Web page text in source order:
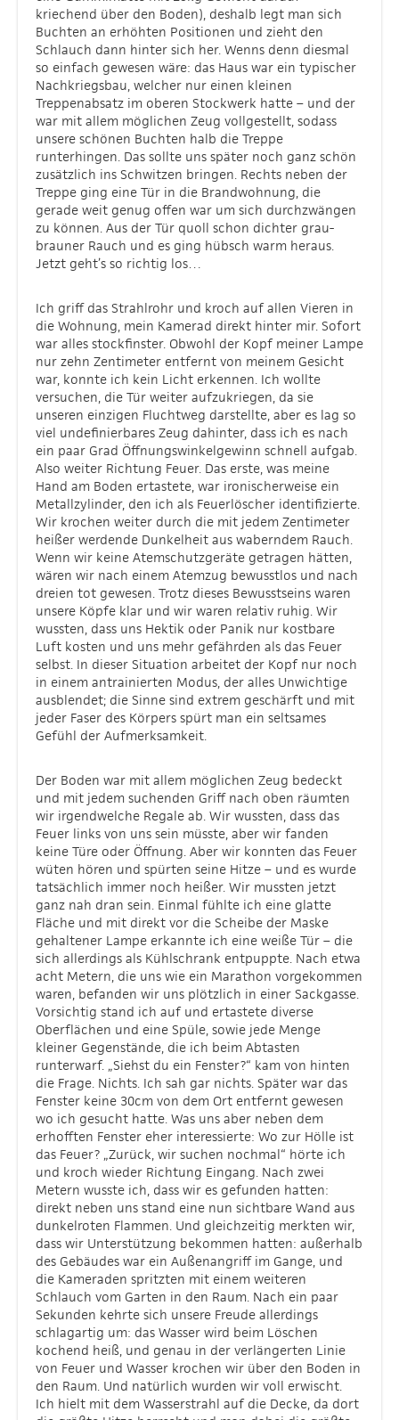
kriechend über den Boden), deshalb legt man sich
Buchten an erhöhten Positionen und zieht den
Schlauch dann hinter sich her. Wenns denn diesmal
so einfach gewesen wäre: das Haus war ein typischer
Nachkriegsbau, welcher nur einen kleinen
Treppenabsatz im oberen Stockwerk hatte – und der
war mit allem möglichen Zeug vollgestellt, sodass
unsere schönen Buchten halb die Treppe
runterhingen. Das sollte uns später noch ganz schön
zusätzlich ins Schwitzen bringen. Rechts neben der
Treppe ging eine Tür in die Brandwohnung, die
gerade weit genug offen war um sich durchzwängen
zu können. Aus der Tür quoll schon dichter grau-
brauner Rauch und es ging hübsch warm heraus.
Jetzt geht’s so richtig los…
Ich griff das Strahlrohr und kroch auf allen Vieren in
die Wohnung, mein Kamerad direkt hinter mir. Sofort
war alles stockfinster. Obwohl der Kopf meiner Lampe
nur zehn Zentimeter entfernt von meinem Gesicht
war, konnte ich kein Licht erkennen. Ich wollte
versuchen, die Tür weiter aufzukriegen, da sie
unseren einzigen Fluchtweg darstellte, aber es lag so
viel undefinierbares Zeug dahinter, dass ich es nach
ein paar Grad Öffnungswinkelgewinn schnell aufgab.
Also weiter Richtung Feuer. Das erste, was meine
Hand am Boden ertastete, war ironischerweise ein
Metallzylinder, den ich als Feuerlöscher identifizierte.
Wir krochen weiter durch die mit jedem Zentimeter
heißer werdende Dunkelheit aus waberndem Rauch.
Wenn wir keine Atemschutzgeräte getragen hätten,
wären wir nach einem Atemzug bewusstlos und nach
dreien tot gewesen. Trotz dieses Bewusstseins waren
unsere Köpfe klar und wir waren relativ ruhig. Wir
wussten, dass uns Hektik oder Panik nur kostbare
Luft kosten und uns mehr gefährden als das Feuer
selbst. In dieser Situation arbeitet der Kopf nur noch
in einem antrainierten Modus, der alles Unwichtige
ausblendet; die Sinne sind extrem geschärft und mit
jeder Faser des Körpers spürt man ein seltsames
Gefühl der Aufmerksamkeit.
Der Boden war mit allem möglichen Zeug bedeckt
und mit jedem suchenden Griff nach oben räumten
wir irgendwelche Regale ab. Wir wussten, dass das
Feuer links von uns sein müsste, aber wir fanden
keine Türe oder Öffnung. Aber wir konnten das Feuer
wüten hören und spürten seine Hitze – und es wurde
tatsächlich immer noch heißer. Wir mussten jetzt
ganz nah dran sein. Einmal fühlte ich eine glatte
Fläche und mit direkt vor die Scheibe der Maske
gehaltener Lampe erkannte ich eine weiße Tür – die
sich allerdings als Kühlschrank entpuppte. Nach etwa
acht Metern, die uns wie ein Marathon vorgekommen
waren, befanden wir uns plötzlich in einer Sackgasse.
Vorsichtig stand ich auf und ertastete diverse
Oberflächen und eine Spüle, sowie jede Menge
kleiner Gegenstände, die ich beim Abtasten
runterwarf. „Siehst du ein Fenster?“ kam von hinten
die Frage. Nichts. Ich sah gar nichts. Später war das
Fenster keine 30cm von dem Ort entfernt gewesen
wo ich gesucht hatte. Was uns aber neben dem
erhofften Fenster eher interessierte: Wo zur Hölle ist
das Feuer? „Zurück, wir suchen nochmal“ hörte ich
und kroch wieder Richtung Eingang. Nach zwei
Metern wusste ich, dass wir es gefunden hatten:
direkt neben uns stand eine nun sichtbare Wand aus
dunkelroten Flammen. Und gleichzeitig merkten wir,
dass wir Unterstützung bekommen hatten: außerhalb
des Gebäudes war ein Außenangriff im Gange, und
die Kameraden spritzten mit einem weiteren
Schlauch vom Garten in den Raum. Nach ein paar
Sekunden kehrte sich unsere Freude allerdings
schlagartig um: das Wasser wird beim Löschen
kochend heiß, und genau in der verlängerten Linie
von Feuer und Wasser krochen wir über den Boden in
den Raum. Und natürlich wurden wir voll erwischt.
Ich hielt mit dem Wasserstrahl auf die Decke, da dort